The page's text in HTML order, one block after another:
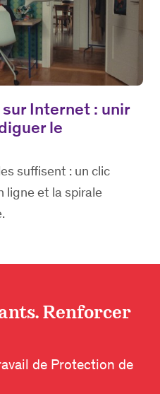
Internet : unir
le
suffisent : un clic
ligne et la spirale
Renforcer
de Protection de